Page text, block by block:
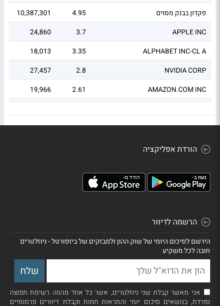
פקדון בבנק מסוים
4.95
10,387,301
APPLE INC
3.7
24,860
ALPHABET INC-CL A
3.35
18,013
NVIDIA CORP
2.8
27,457
AMAZON.COM INC
2.61
19,966
הורדת אפליקציה
הרשמה לדיוור
הירשם לסיכום היומי של שוק ההון ולמבזקים של ביזפורטל - ניוזלטרים
חובה לכל משקיע
אני מאשר קבלת שני ניוזלטרים, אשר כל אחד מהווה רשימת תפוצה
נפרדת, בנושאים סיכום יומי והתראות חמות וקבלת דיוורים פרסומיים